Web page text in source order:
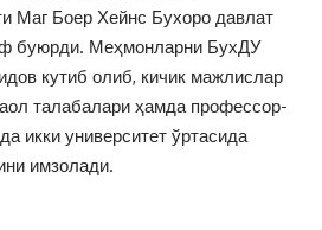
Маг Боер Хейнс Бухоро давлат
буюрди. Меҳмонларни БухДУ
кутиб олиб, кичик мажлислар
талабалари ҳамда профессор-
икки университет ўртасида
имзолади.